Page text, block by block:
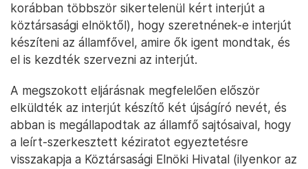
korábban többször sikertelenül kért interjút a
köztársasági elnöktől), hogy szeretnének-e interjút
készíteni az államfővel, amire ők igent mondtak, és
el is kezdték szervezni az interjút.
A megszokott eljárásnak megfelelően először
elküldték az interjút készítő két újságíró nevét, és
abban is megállapodtak az államfő sajtósaival, hogy
a leírt-szerkesztett kéziratot egyeztetésre
visszakapja a Köztársasági Elnöki Hivatal (ilyenkor az